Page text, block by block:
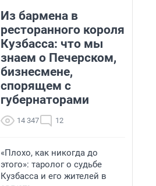
Из бармена в
ресторанного короля
Кузбасса: что мы
знаем о Печерском,
бизнесмене,
спорящем с
губернаторами
14 347 12
«Плохо, как никогда до
этого»: таролог о судьбе
Кузбасса и его жителей в